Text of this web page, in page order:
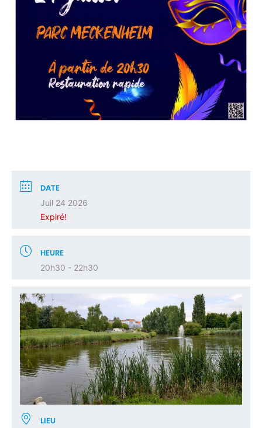
DATE
Juil 24 2026
Expiré!
HEURE
20h30 - 22h30
LIEU